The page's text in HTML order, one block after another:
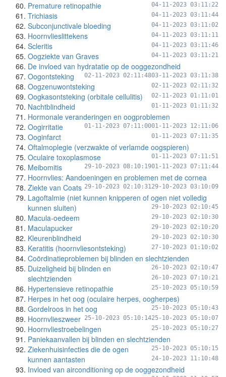
Premature retinopathie 04-11-2023 03:11:22
Trichiasis 04-11-2023 03:11:44
Subconjunctivale bloeding 04-11-2023 03:11:02
Hoornvlieslittekens 04-11-2023 03:11:11
Scleritis 04-11-2023 03:11:46
Oogziekte van Graves 04-11-2023 03:11:21
De invloed van hydratatie op de ooggezondheid
03-11-2023 03:11:38
Oogontsteking 02-11-2023 02:11:48
Oogzenuwontsteking 02-11-2023 02:11:32
Oogkasontsteking (orbitale cellulitis) 02-11-2023 01:11:01
Nachtblindheid 01-11-2023 01:11:32
Hormonale veranderingen en oogproblemen
01-11-2023 12:11:06
Oogirritatie 01-11-2023 07:11:00
Ooginfarct 01-11-2023 07:11:35
Oftalmoplegie (verzwakte of verlamde oogspieren)
01-11-2023 07:11:51
Oculaire toxoplasmose
01-11-2023 07:11:44
Meibomitis 29-10-2023 08:10:19
Hoornvlies: Aandoeningen en problemen met de cornea
29-10-2023 03:10:09
Ziekte van Coats 29-10-2023 02:10:31
Lagoftalmie (niet kunnen knipperen of ogen niet volledig
kunnen sluiten)
29-10-2023 02:10:45
Macula-oedeem 29-10-2023 02:10:30
Maculapucker 29-10-2023 02:10:20
Kleurenblindheid 29-10-2023 02:10:30
Keratitis (hoornvliesontsteking) 27-10-2023 01:10:02
Coördinatieproblemen bij blinden en slechtzienden
26-10-2023 02:10:47
Duizeligheid bij blinden en
slechtzienden
26-10-2023 07:10:21
Hypertensieve retinopathie 25-10-2023 05:10:59
Herpes in het oog (oculaire herpes, oogherpes)
25-10-2023 05:10:43
Gordelroos in het oog
25-10-2023 05:10:07
Hoornvlieszweer 25-10-2023 05:10:14
Hoornvliestroebelingen 25-10-2023 05:10:27
Paniekaanvallen bij blinden en slechtzienden
25-10-2023 05:10:15
Ziekenhuisinfecties die de ogen
kunnen aantasten
24-10-2023 11:10:48
Invloed van airconditioning op de ooggezondheid